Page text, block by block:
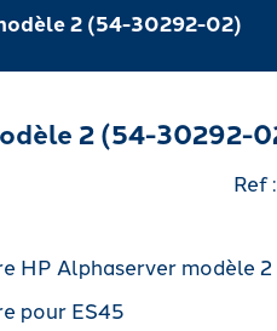
2 (54-30292-02)
2 (54-30292-
Ref
HP Alphaserver modèle 2
pour ES45